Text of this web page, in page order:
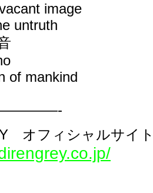
image
untruth
of mankind
オフィシャルサイ